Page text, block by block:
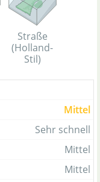
Straße
(Holland-
Stil)
Mittel
Sehr schnell
Mittel
Mittel